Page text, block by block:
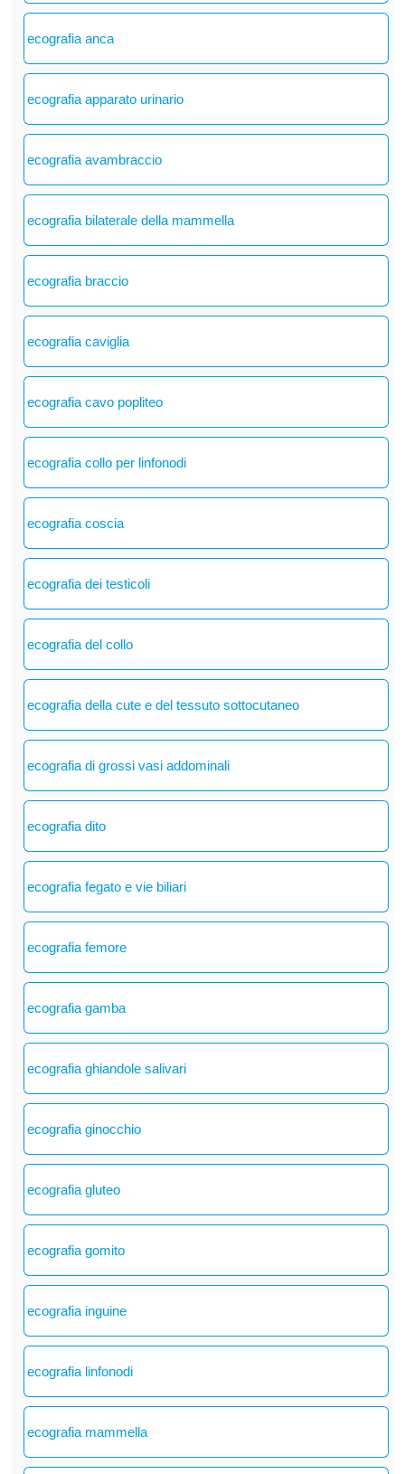
ecografia anca
ecografia apparato urinario
ecografia avambraccio
ecografia bilaterale della mammella
ecografia braccio
ecografia caviglia
ecografia cavo popliteo
ecografia collo per linfonodi
ecografia coscia
ecografia dei testicoli
ecografia del collo
ecografia della cute e del tessuto sottocutaneo
ecografia di grossi vasi addominali
ecografia dito
ecografia fegato e vie biliari
ecografia femore
ecografia gamba
ecografia ghiandole salivari
ecografia ginocchio
ecografia gluteo
ecografia gomito
ecografia inguine
ecografia linfonodi
ecografia mammella